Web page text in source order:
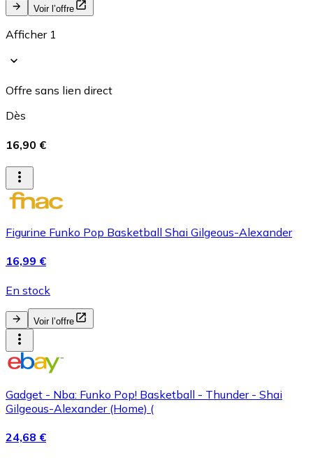
Voir l’offre
Afficher 1
Offre sans lien direct
Dès
16,90 €
Figurine Funko Pop Basketball Shai Gilgeous-Alexander
16,99 €
En stock
Voir l’offre
Gadget - Nba: Funko Pop! Basketball - Thunder - Shai
Gilgeous-Alexander (Home) (
24,68 €